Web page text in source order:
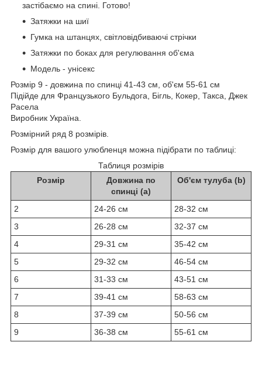
застібаємо на спині. Готово!
Затяжки на шиї
Гумка на штанцях, світловідбиваючі стрічки
Затяжки по боках для регулювання об'єма
Модель - унісекс
Розмір 9 - довжина по спинці 41-43 см, об'єм 55-61 см
Підійде для Французького Бульдога, Бігль, Кокер, Такса, Джек
Расела
Виробник Україна.
Розмірний ряд 8 розмірів.
Розмір для вашого улюбленця можна підібрати по таблиці:
Таблиця розмірів
Розмір
Довжина по
спинці (a)
Об'єм тулуба (b)
2 24-26 см
28-32 см
3
26-28 см
32-37 см
4
29-31 см
35-42 см
5
29-32 см
46-54 см
6
31-33 см
43-51 см
7
39-41 см
58-63 см
8
37-39 см
50-56 см
9
36-38 см 55-61 см